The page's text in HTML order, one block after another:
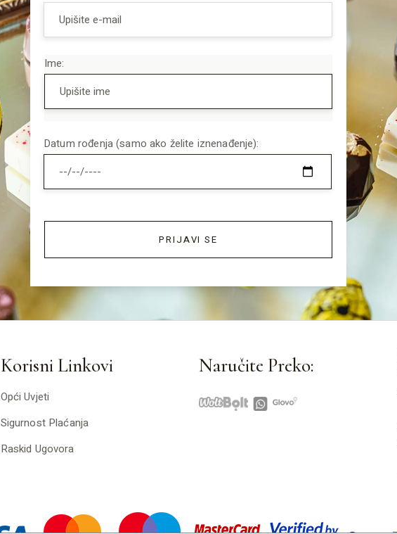
Ime:
Datum rođenja (samo ako želite iznenađenje):
PRIJAVI SE
Korisni Linkovi
Opći Uvjeti
Sigurnost Plaćanja
Raskid Ugovora
Naručite Preko: